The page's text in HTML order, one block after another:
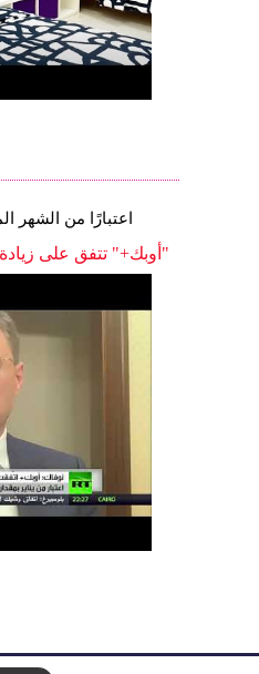
اعتبارًا من الشهر
"أوبك+" تتفق على زيادة إنتاج النفط